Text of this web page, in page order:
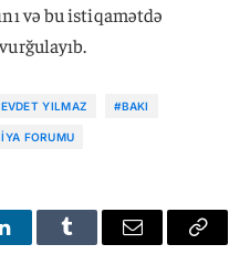
və bu istiqamətdə
YILMAZ #BAKI
FORUMU
LinkedInTumblr Email
Copy